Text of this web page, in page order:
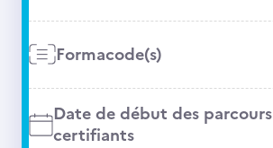
Formacode(s)
Date de début des parcours
certifiants